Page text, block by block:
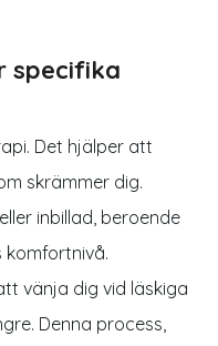
specifika
Det hjälper att
skrämmer dig.
inbillad, beroende
vänja dig vid läskiga
Denna process,